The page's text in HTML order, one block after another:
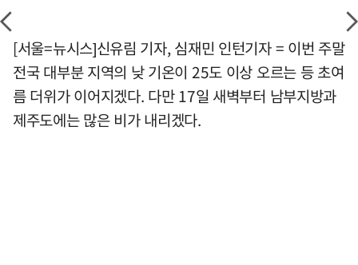
[서울=뉴시스]신유림 기자, 심재민 인턴기자 = 이번 주말
전국 대부분 지역의 낮 기온이 25도 이상 오르는 등 초여
름 더위가 이어지겠다. 다만 17일 새벽부터 남부지방과
제주도에는 많은 비가 내리겠다.